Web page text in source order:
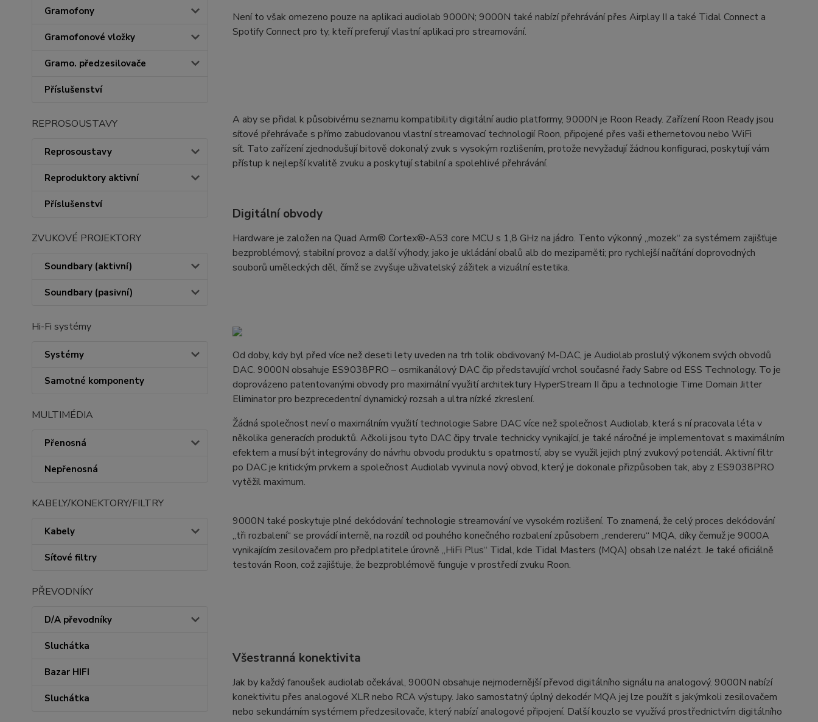
Gramofony
Gramofonové vložky
Gramo. předzesilovače
Příslušenství
REPROSOUSTAVY
Reprosoustavy
Reproduktory aktivní
Příslušenství
ZVUKOVÉ PROJEKTORY
Soundbary (aktivní)
Soundbary (pasivní)
Hi-Fi systémy
Systémy
Samotné komponenty
MULTIMÉDIA
Přenosná
Nepřenosná
KABELY/KONEKTORY/FILTRY
Kabely
Síťové filtry
PŘEVODNÍKY
D/A převodníky
Sluchátka
Bazar HIFI
Sluchátka
Není to však omezeno pouze na aplikaci audiolab 9000N; 9000N také nabízí přehrávání přes Airplay II a také Tidal Connect a
Spotify Connect pro ty, kteří preferují vlastní aplikaci pro streamování.
A aby se přidal k působivému seznamu kompatibility digitální audio platformy, 9000N je Roon Ready. Zařízení Roon Ready jsou
síťové přehrávače s přímo zabudovanou vlastní streamovací technologií Roon, připojené přes vaši ethernetovou nebo WiFi
síť. Tato zařízení zjednodušují bitově dokonalý zvuk s vysokým rozlišením, protože nevyžadují žádnou konfiguraci, poskytují vám
přístup k nejlepší kvalitě zvuku a poskytují stabilní a spolehlivé přehrávání.
Digitální obvody
Hardware je založen na Quad Arm® Cortex®-A53 core MCU s 1,8 GHz na jádro. Tento výkonný „mozek“ za systémem zajišťuje
bezproblémový, stabilní provoz a další výhody, jako je ukládání obalů alb do mezipaměti; pro rychlejší načítání doprovodných
souborů uměleckých děl, čímž se zvyšuje uživatelský zážitek a vizuální estetika.
Od doby, kdy byl před více než deseti lety uveden na trh tolik obdivovaný M-DAC, je Audiolab proslulý výkonem svých obvodů
DAC. 9000N obsahuje ES9038PRO – osmikanálový DAC čip představující vrchol současné řady Sabre od ESS Technology. To je
doprovázeno patentovanými obvody pro maximální využití architektury HyperStream II čipu a technologie Time Domain Jitter
Eliminator pro bezprecedentní dynamický rozsah a ultra nízké zkreslení.
Žádná společnost neví o maximálním využití technologie Sabre DAC více než společnost Audiolab, která s ní pracovala léta v
několika generacích produktů. Ačkoli jsou tyto DAC čipy trvale technicky vynikající, je také náročné je implementovat s maximálním
efektem a musí být integrovány do návrhu obvodu produktu s opatrností, aby se využil jejich plný zvukový potenciál. Aktivní filtr
po DAC je kritickým prvkem a společnost Audiolab vyvinula nový obvod, který je dokonale přizpůsoben tak, aby z ES9038PRO
vytěžil maximum.
9000N také poskytuje plné dekódování technologie streamování ve vysokém rozlišení. To znamená, že celý proces dekódování
„tři rozbalení“ se provádí interně, na rozdíl od pouhého konečného rozbalení způsobem „rendereru“ MQA, díky čemuž je 9000A
vynikajícím zesilovačem pro předplatitele úrovně „HiFi Plus“ Tidal, kde Tidal Masters (MQA) obsah lze nalézt. Je také oficiálně
testován Roon, což zajišťuje, že bezproblémově funguje v prostředí zvuku Roon.
Všestranná konektivita
Jak by každý fanoušek audiolab očekával, 9000N obsahuje nejmodernější převod digitálního signálu na analogový. 9000N nabízí
konektivitu přes analogové XLR nebo RCA výstupy. Jako samostatný úplný dekodér MQA jej lze použít s jakýmkoli zesilovačem
nebo sekundárním systémem předzesilovače, který nabízí analogové připojení. Další kouzlo se využívá prostřednictvím digitálního